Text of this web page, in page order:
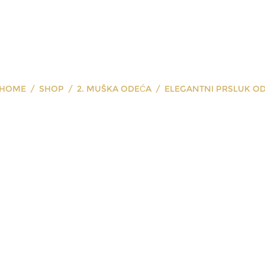
SHOP 2. MUŠKA ODEĆA ELEGANTNI PRSLUK